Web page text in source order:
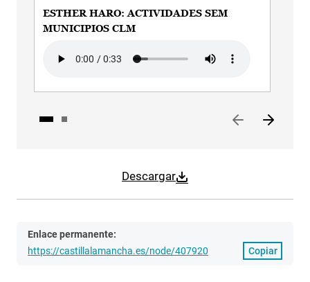
Descargar
ESTHER HARO: ACTIVIDADES SEM
MUNICIPIOS CLM
Enlace permanente:
https://castillalamancha.es/node/407920
Copiar